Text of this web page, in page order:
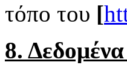
τόπο του [
8.